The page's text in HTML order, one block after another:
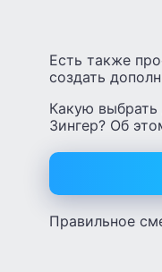
Есть также
создать
Какую
Зингер? Об
Правильное